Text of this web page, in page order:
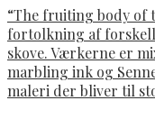
“The fruiting body of
fortolkning af
skove. Værkerne er
marbling ink og
maleri der bliver til